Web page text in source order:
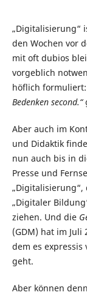
„Digitalisierung“
den Wochen vor
mit oft dubios
vorgeblich
höflich
Bedenken second.“
Aber auch im
und Didaktik
nun auch bis in
Presse und
„Digitalisierung“,
„Digitaler
ziehen. Und die
(GDM) hat im
dem es
geht.
Aber können